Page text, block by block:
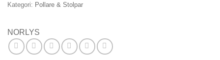
Kategori: Pollare & Stolpar
NORLYS